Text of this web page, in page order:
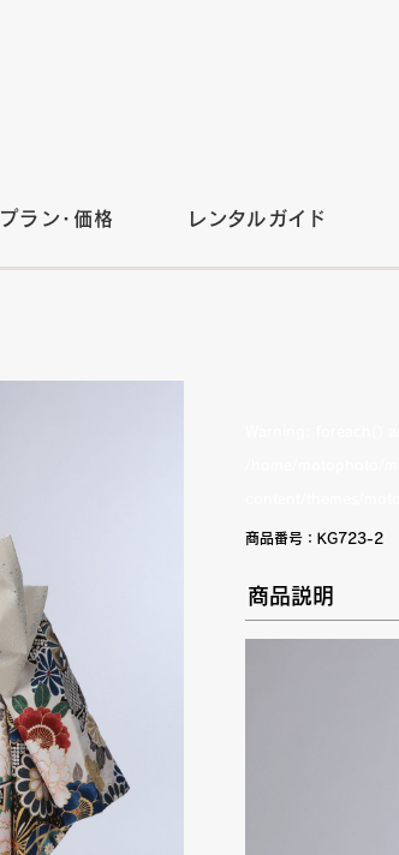
プラン・価格 レンタルガイド
商品番号： KG723-2
商品説明